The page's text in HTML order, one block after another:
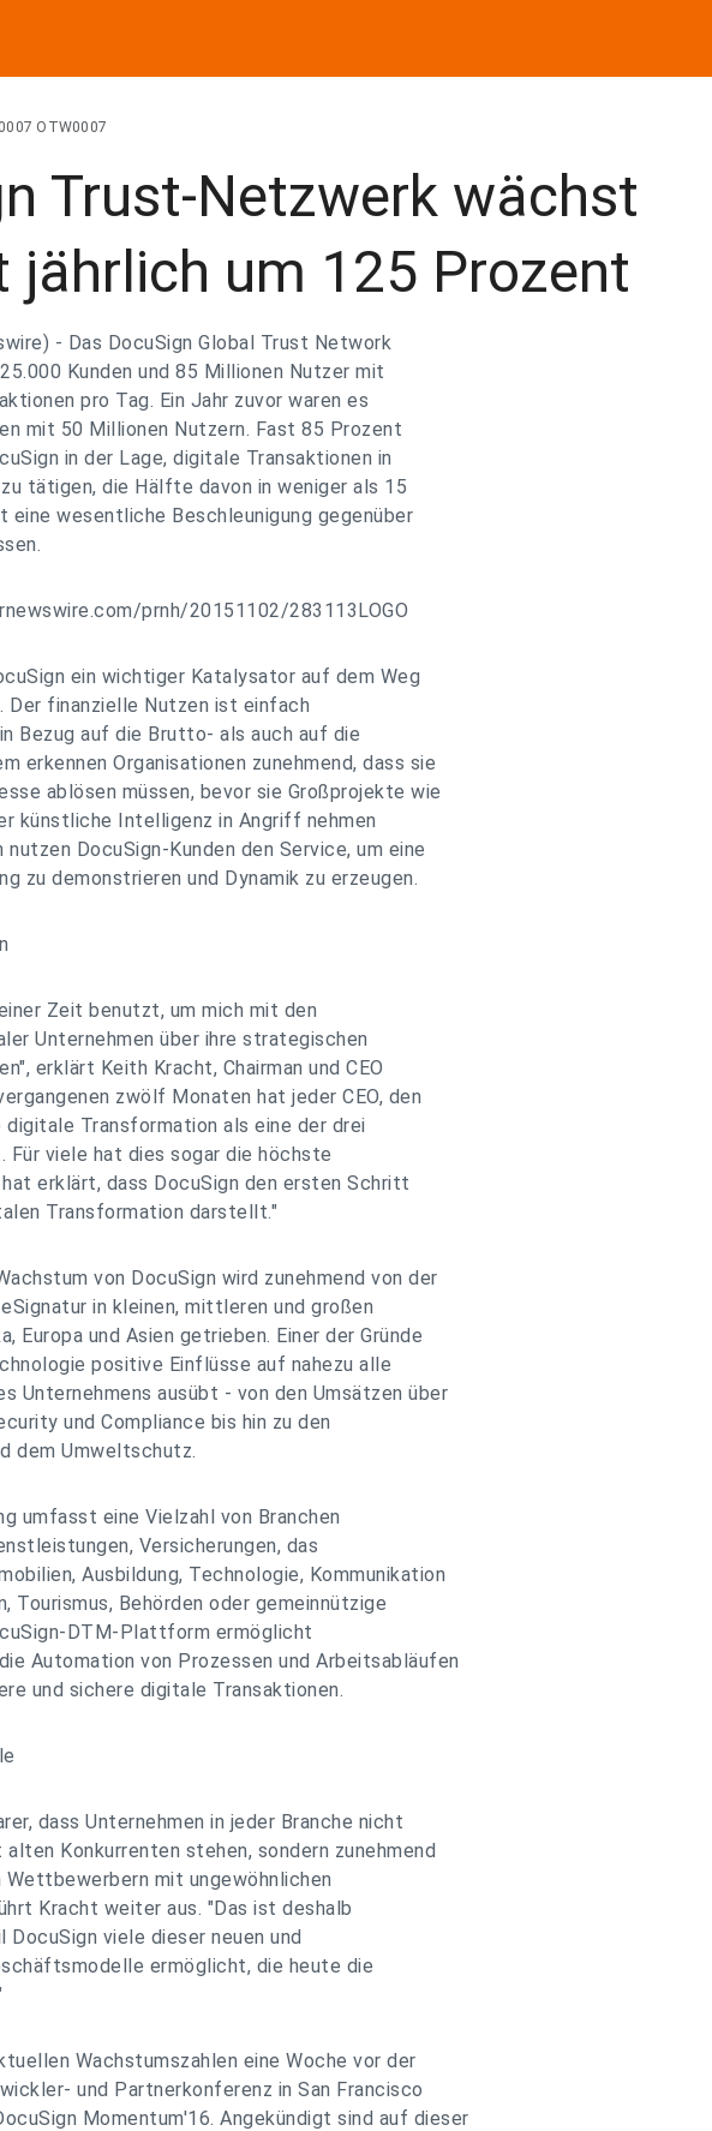
OTW0007
Trust-Netzwerk wächst
jährlich um 125 Prozent
- Das DocuSign Global Trust Network
Kunden und 85 Millionen Nutzer mit
pro Tag. Ein Jahr zuvor waren es
mit 50 Millionen Nutzern. Fast 85 Prozent
in der Lage, digitale Transaktionen in
tätigen, die Hälfte davon in weniger als 15
eine wesentliche Beschleunigung gegenüber
prnh/20151102/283113LOGO
ein wichtiger Katalysator auf dem Weg
Der finanzielle Nutzen ist einfach
Bezug auf die Brutto- als auch auf die
erkennen Organisationen zunehmend, dass sie
ablösen müssen, bevor sie Großprojekte wie
künstliche Intelligenz in Angriff nehmen
nutzen DocuSign-Kunden den Service, um eine
zu demonstrieren und Dynamik zu erzeugen.
Zeit benutzt, um mich mit den
Unternehmen über ihre strategischen
erklärt Keith Kracht, Chairman und CEO
zwölf Monaten hat jeder CEO, den
Transformation als eine der drei
Für viele hat dies sogar die höchste
erklärt, dass DocuSign den ersten Schritt
Transformation darstellt."
von DocuSign wird zunehmend von der
in kleinen, mittleren und großen
Europa und Asien getrieben. Einer der Gründe
positive Einflüsse auf nahezu alle
Unternehmens ausübt - von den Umsätzen über
und Compliance bis hin zu den
dem Umweltschutz.
umfasst eine Vielzahl von Branchen
Versicherungen, das
Ausbildung, Technologie, Kommunikation
Tourismus, Behörden oder gemeinnützige
DTM-Plattform ermöglicht
Automation von Prozessen und Arbeitsabläufen
und sichere digitale Transaktionen.
dass Unternehmen in jeder Branche nicht
Konkurrenten stehen, sondern zunehmend
mit ungewöhnlichen
Kracht weiter aus. "Das ist deshalb
viele dieser neuen und
ermöglicht, die heute die
Wachstumszahlen eine Woche vor der
und Partnerkonferenz in San Francisco
Momentum'16. Angekündigt sind auf dieser